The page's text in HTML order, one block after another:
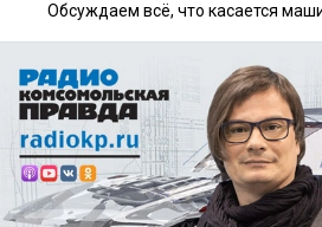
Обсуждаем всё, что касается